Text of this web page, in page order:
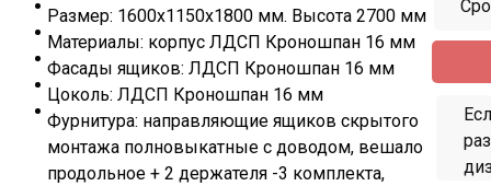
Размер: 1600х1150х1800 мм. Высота 2700 мм
Материалы: корпус ЛДСП Кроношпан 16 мм
Фасады ящиков: ЛДСП Кроношпан 16 мм
Цоколь: ЛДСП Кроношпан 16 мм
Фурнитура: направляющие ящиков скрытого
монтажа полновыкатные с доводом, вешало
продольное + 2 держателя -3 комплекта,